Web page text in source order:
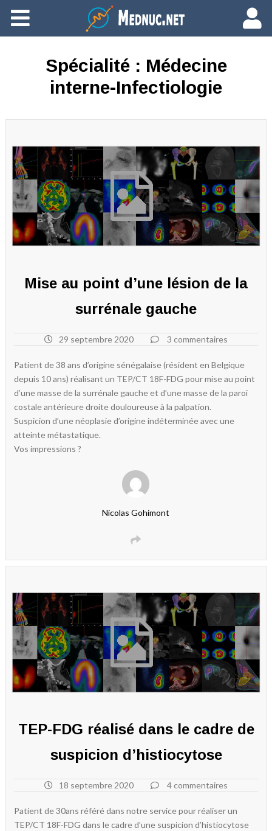
Ajouter du contenu
Spécialité : Médecine
interne-Infectiologie
Mise au point d’une lésion de la
surrénale gauche
29 septembre 2020 3 commentaires
Patient de 38 ans d’origine sénégalaise (résident en Belgique
depuis 10 ans) réalisant un TEP/CT 18F-FDG pour mise au point
d’une masse de la surrénale gauche et d’une masse de la paroi
costale antérieure droite douloureuse à la palpation.
Suspicion d’une néoplasie d’origine indéterminée avec une
atteinte métastatique.
Vos impressions ?
Nicolas Gohimont
TEP-FDG réalisé dans le cadre de
suspicion d’histiocytose
18 septembre 2020 4 commentaires
Patient de 30ans référé dans notre service pour réaliser un
TEP/CT 18F-FDG dans le cadre d’une suspicion d’histiocytose